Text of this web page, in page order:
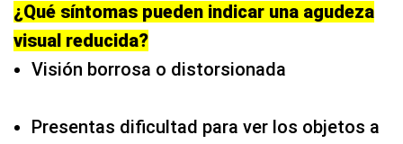
¿Qué síntomas pueden indicar una agudeza
visual reducida?
Visión borrosa o distorsionada
Presentas dificultad para ver los objetos a